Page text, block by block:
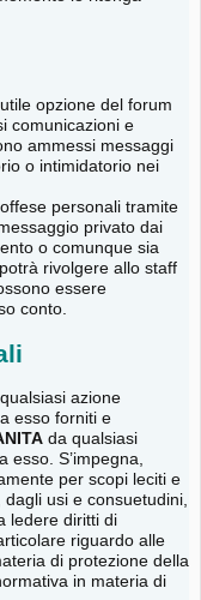
opzione del forum
comunicazioni e
ammessi messaggi
o intimidatorio nei
personali tramite
privato dai
o comunque sia
rivolgere allo staff
essere
conto.
azione
esso forniti e
da qualsiasi
esso. S’impegna,
per scopi leciti e
usi e consuetudini,
ledere diritti di
riguardo alle
di protezione della
in materia di